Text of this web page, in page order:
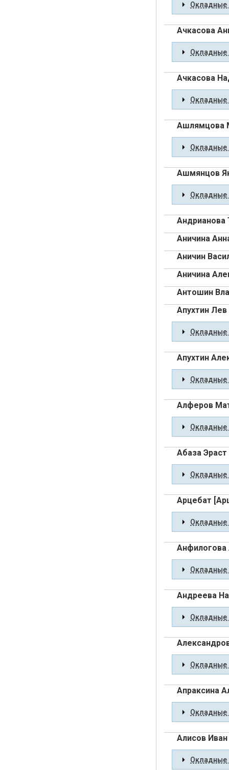
Окладные
Ачкасова
Окладные
Ачкасова
Окладные
Ашлямцова
Окладные
Ашмянцов
Окладные
Андрианова
Аничина
Аничин
Аничина
Антошин
Апухтин
Окладные
Апухтин
Окладные
Алферов
Окладные
Абаза
Окладные
Арцебат
Окладные
Анфилогова
Окладные
Андреева
Окладные
Окладные
Апраксина
Окладные
Алисов
Окладные